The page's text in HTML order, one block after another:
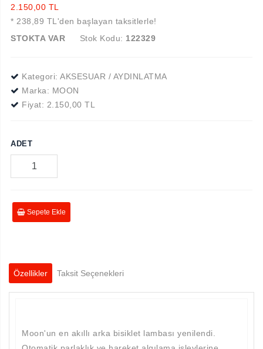
2.150,00 TL
* 238,89 TL'den başlayan taksitlerle!
STOKTA VAR
Stok Kodu: 122329
Kategori: AKSESUAR / AYDINLATMA
Marka: MOON
Fiyat: 2.150,00 TL
ADET
Sepete Ekle
Özellikler Taksit Seçenekleri
Moon'un en akıllı arka bisiklet lambası yenilendi.